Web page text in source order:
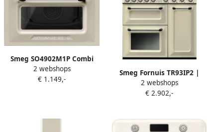
Smeg SO4902M1P Combi
Magnetron 50 Liter Crème
Compacte Inbouw Oven
2 webshops
€ 1.149,-
Smeg Fornuis TR93IP2 |
Inductiefornuizen |
Keuken&Koken Fornuizen |
2 webshops
€ 2.902,-